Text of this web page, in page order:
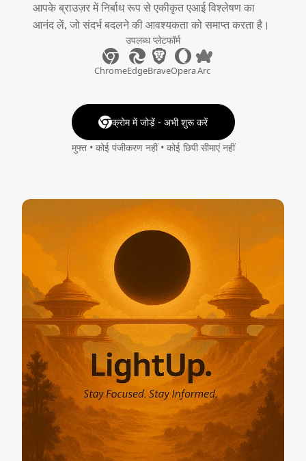
आपके ब्राउज़र में निर्बाध रूप से एकीकृत एआई विश्लेषण का
आनंद लें, जो संदर्भ बदलने की आवश्यकता को समाप्त करता है।
उपलब्ध प्लेटफॉर्म
ChromeEdgeBraveOperaArc
क्रोम में जोड़ें - अभी शुरू करें
मुफ्त • कोई पंजीकरण नहीं • कोई छिपी सीमाएं नहीं